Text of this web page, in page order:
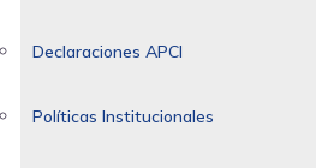
Declaraciones APCI
Políticas Institucionales